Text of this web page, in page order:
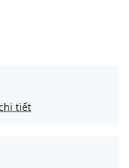
tiết